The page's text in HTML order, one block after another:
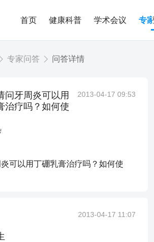
首页 健康科普 学术会议 专
专家问答 问答详情
问牙周炎可以用
治疗吗？如何使
2013-04-17 09:53
可以用丁硼乳膏治疗吗？如何使
2013-04-17 11:07